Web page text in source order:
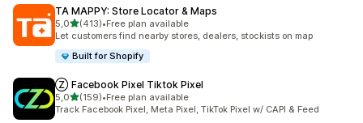
TA MAPPY: Store Locator & Maps
5,0/ 5 tähteä
(413)
413 arvostelua yhteensä
•Free plan available
Let customers find nearby stores, dealers, stockists on map
Built for Shopify
Ⓩ Facebook Pixel Tiktok Pixel
5,0/ 5 tähteä
(159)
159 arvostelua yhteensä
•Free plan available
Track Facebook Pixel, Meta Pixel, TikTok Pixel w/ CAPI & Feed